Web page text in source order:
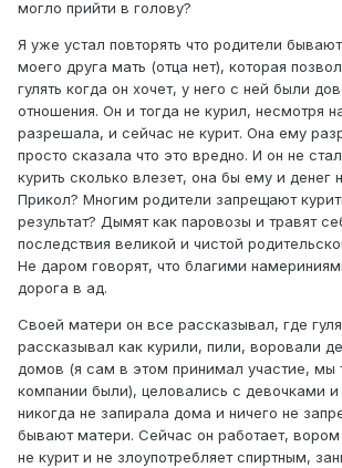
могло прийти в голову?
Я уже устал повторять что родители
моего друга мать (отца нет), которая
гулять когда он хочет, у него с ней были
отношения. Он и тогда не курил, несмотря
разрешала, и сейчас не курит. Она ему
просто сказала что это вредно. И он не
курить сколько влезет, она бы ему и денег
Прикол? Многим родители запрещают
результат? Дымят как паровозы и травят
последствия великой и чистой
Не даром говорят, что благими
дорога в ад.
Своей матери он все рассказывал, где
рассказывал как курили, пили, воровали
домов (я сам в этом принимал участие, мы
компании были), целовались с девочками и
никогда не запирала дома и ничего не
бывают матери. Сейчас он работает,
не курит и не злоупотребляет спиртным,